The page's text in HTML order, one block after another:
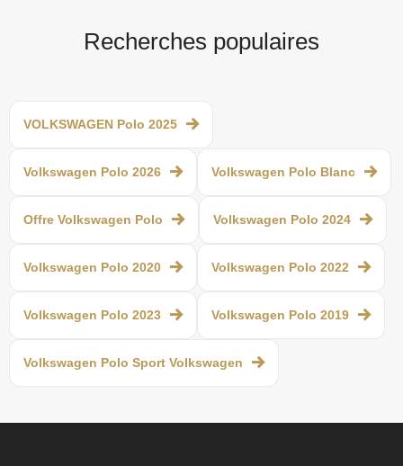
Recherches populaires
VOLKSWAGEN Polo 2025
Volkswagen Polo 2026 Volkswagen Polo Blanc
Offre Volkswagen Polo Volkswagen Polo 2024
Volkswagen Polo 2020 Volkswagen Polo 2022
Volkswagen Polo 2023 Volkswagen Polo 2019
Volkswagen Polo Sport Volkswagen